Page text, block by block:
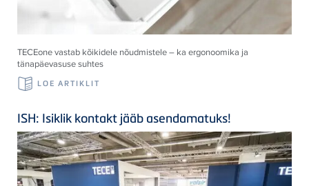
TECEone vastab kõikidele nõudmistele – ka ergonoomika ja
tänapäevasuse suhtes
LOE ARTIKLIT
ISH: Isiklik kontakt jääb asendamatuks!